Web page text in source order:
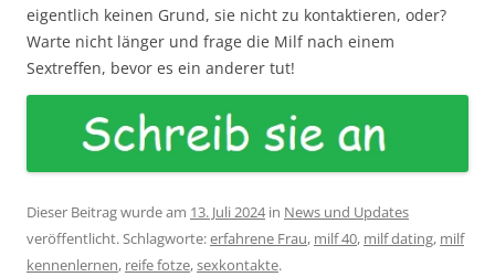
eigentlich keinen Grund, sie nicht zu kontaktieren, oder?
Warte nicht länger und frage die Milf nach einem
Sextreffen, bevor es ein anderer tut!
Dieser Beitrag wurde am 13. Juli 2024in News und Updates
veröffentlicht. Schlagworte:erfahrene Frau, milf 40, milf dating, milf
kennenlernen, reife fotze,sexkontakte.